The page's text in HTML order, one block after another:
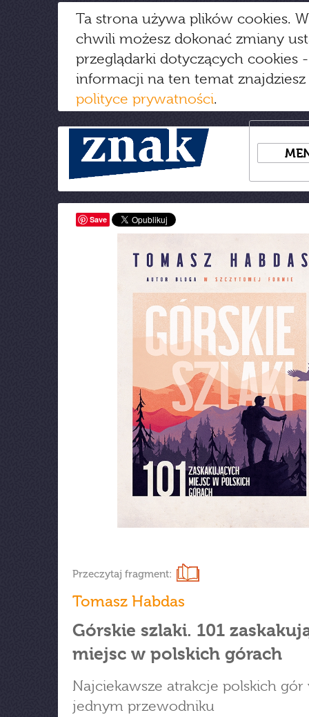
Ta strona używa plików cookies.
chwili możesz dokonać zmiany
przeglądarki dotyczących cookies
informacji na ten temat
polityce prywatności.
Save
Przeczytaj fragment:
Tomasz Habdas
Górskie szlaki. 101
miejsc w polskich górach
Najciekawsze atrakcje polskich gór
jednym przewodniku